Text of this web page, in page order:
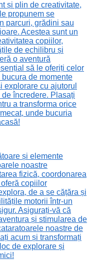
și plin de creativitate,
propunem se
parcuri, grădini sau
Acestea sunt un
copiilor,
de echilibru și
o aventură
să le oferiți celor
de momente
explorare cu ajutorul
încredere. Plasați
a transforma orice
unde bucuria
și elemente
noastre
fizică, coordonarea
copiilor
de a se cățăra și
motorii într-un
Asigurați-vă că
și stimularea de
noastre de
acum și transformați
de explorare și